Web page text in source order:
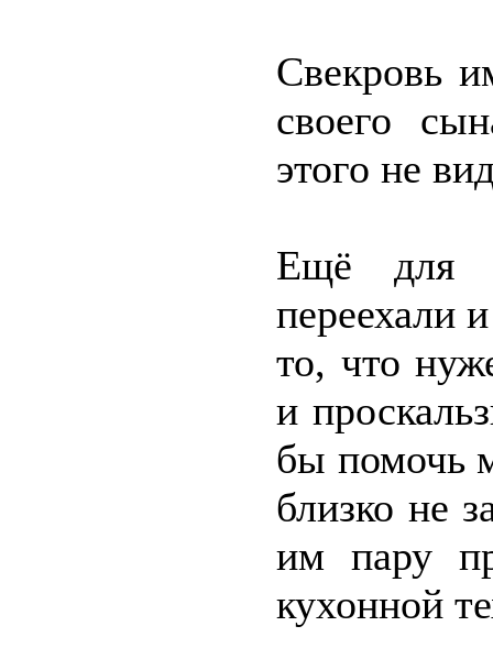
Свекровь
своего
этого не
Ещё для
переехали
то, что
и
бы помочь
близко не
им пару
кухонной